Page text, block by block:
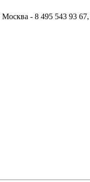
Москва - 8 495 543 93 67,